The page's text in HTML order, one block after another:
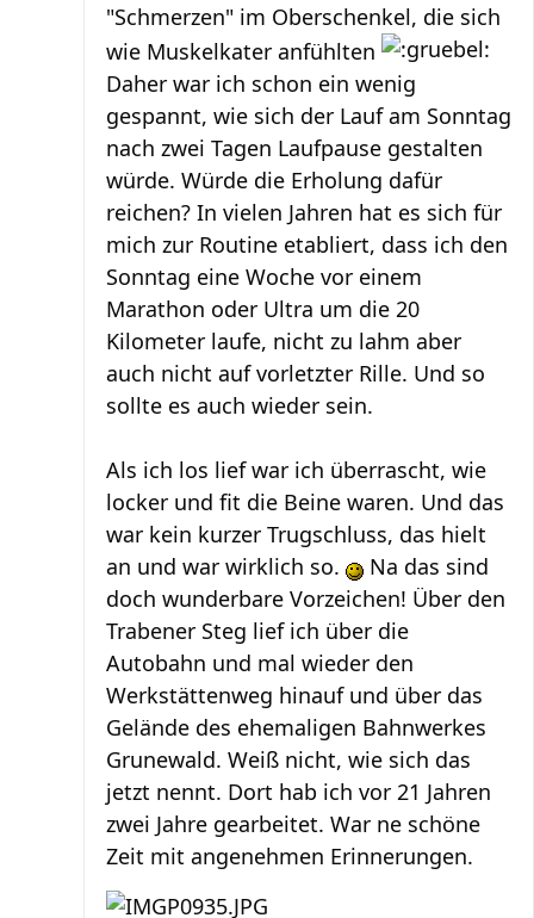
"Schmerzen" im Oberschenkel, die sich
wie Muskelkater anfühlten
Daher war ich schon ein wenig
gespannt, wie sich der Lauf am Sonntag
nach zwei Tagen Laufpause gestalten
würde. Würde die Erholung dafür
reichen? In vielen Jahren hat es sich für
mich zur Routine etabliert, dass ich den
Sonntag eine Woche vor einem
Marathon oder Ultra um die 20
Kilometer laufe, nicht zu lahm aber
auch nicht auf vorletzter Rille. Und so
sollte es auch wieder sein.
Als ich los lief war ich überrascht, wie
locker und fit die Beine waren. Und das
war kein kurzer Trugschluss, das hielt
an und war wirklich so.
Na das sind
doch wunderbare Vorzeichen! Über den
Trabener Steg lief ich über die
Autobahn und mal wieder den
Werkstättenweg hinauf und über das
Gelände des ehemaligen Bahnwerkes
Grunewald. Weiß nicht, wie sich das
jetzt nennt. Dort hab ich vor 21 Jahren
zwei Jahre gearbeitet. War ne schöne
Zeit mit angenehmen Erinnerungen.